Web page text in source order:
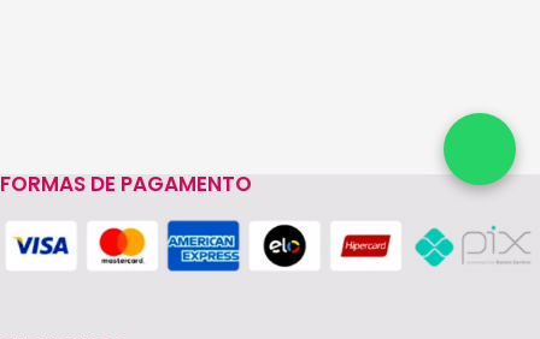
FORMAS DE PAGAMENTO